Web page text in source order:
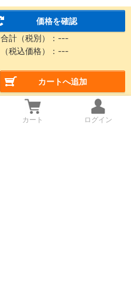
価格を確認
合計（税別）： ---
（税込価格）： ---
カートへ追加
カート ログイン